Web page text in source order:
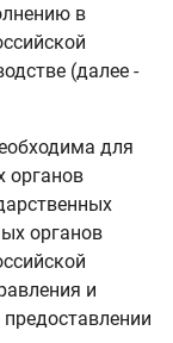
в
(далее -
для
органов
органов
и